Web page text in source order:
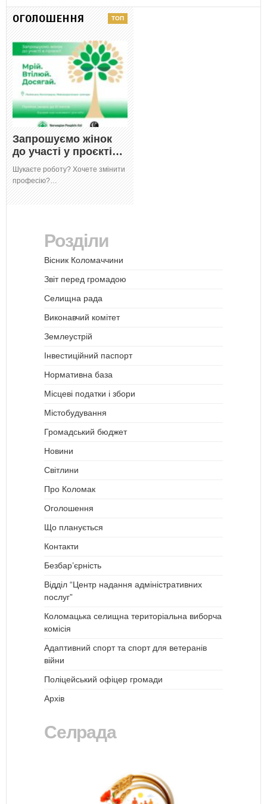
ОГОЛОШЕННЯ
Запрошуємо жінок
до участі у проєкті…
Шукаєте роботу? Хочете змінити
професію?…
Розділи
Вісник Коломаччини
Звіт перед громадою
Селищна рада
Виконавчий комітет
Землеустрій
Інвестиційний паспорт
Нормативна база
Місцеві податки і збори
Містобудування
Громадський бюджет
Новини
Світлини
Про Коломак
Оголошення
Що планується
Контакти
Безбар’єрність
Відділ “Центр надання адміністративних
послуг”
Коломацька селищна територіальна виборча
комісія
Адаптивний спорт та спорт для ветеранів
війни
Поліцейський офіцер громади
Архів
Селрада